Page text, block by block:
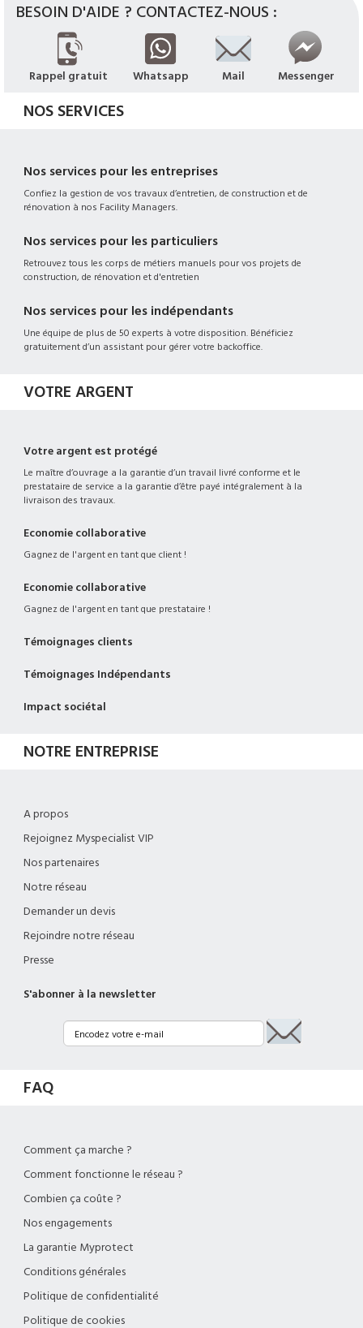
BESOIN D'AIDE ? CONTACTEZ-NOUS :
Rappel gratuit Whatsapp Mail Messenger
NOS SERVICES
Nos services pour les entreprises
Confiez la gestion de vos travaux d’entretien, de construction et de
rénovation à nos Facility Managers.
Nos services pour les particuliers
Retrouvez tous les corps de métiers manuels pour vos projets de
construction, de rénovation et d'entretien
Nos services pour les indépendants
Une équipe de plus de 50 experts à votre disposition. Bénéficiez
gratuitement d’un assistant pour gérer votre backoffice.
VOTRE ARGENT
Votre argent est protégé
Le maître d’ouvrage a la garantie d’un travail livré conforme et le
prestataire de service a la garantie d’être payé intégralement à la
livraison des travaux.
Economie collaborative
Gagnez de l'argent en tant que client !
Economie collaborative
Gagnez de l'argent en tant que prestataire !
Témoignages clients
Témoignages Indépendants
Impact sociétal
NOTRE ENTREPRISE
A propos
Rejoignez Myspecialist VIP
Nos partenaires
Notre réseau
Demander un devis
Rejoindre notre réseau
Presse
S'abonner à la newsletter
FAQ
Comment ça marche ?
Comment fonctionne le réseau ?
Combien ça coûte ?
Nos engagements
La garantie Myprotect
Conditions générales
Politique de confidentialité
Politique de cookies